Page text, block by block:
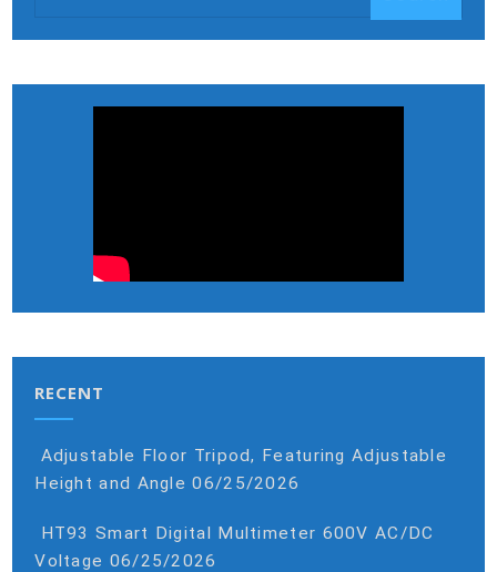
RECENT
Adjustable Floor Tripod, Featuring Adjustable
Height and Angle 06/25/2026
HT93 Smart Digital Multimeter 600V AC/DC
Voltage 06/25/2026